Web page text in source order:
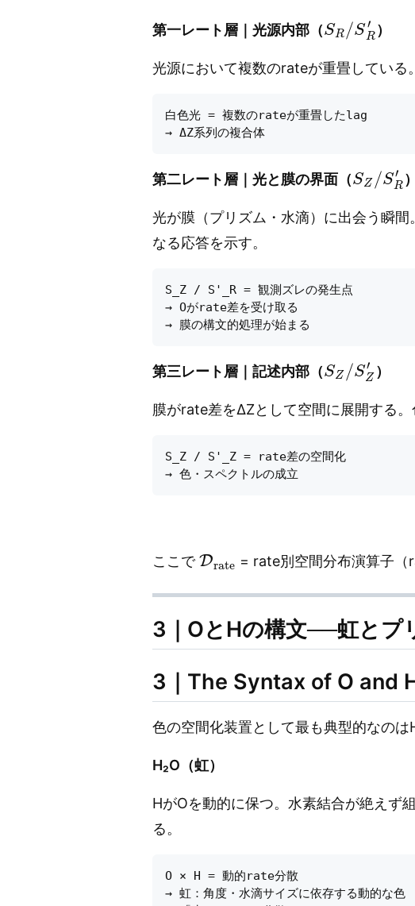
第一レート層｜光源内部（
SR /SR
）
光源において複数のrateが重畳してい
白色光 = 複数のrateが重畳したlag
第二レート層｜光と膜の界面（
SZ /SR
）
光が膜（プリズム・水滴）に出会う瞬
なる応答を示す。
S_Z / S'_R = 観測ズレの発生点
→ Oがrate差を受け取る
第三レート層｜記述内部（
SZ /SZ
）
膜がrate差をΔZとして空間に展開する。
S_Z / S'_Z = rate差の空間化
ここで
D
= rate別空間分布演算子
3｜OとHの構文──虹とプ
3｜The Syntax of O and
色の空間化装置として最も典型的なの
H₂O（虹）
HがOを動的に保つ。水素結合が絶えず
る。
O × H = 動的rate分散
→ 虹：角度・水滴サイズに依存する動的な色